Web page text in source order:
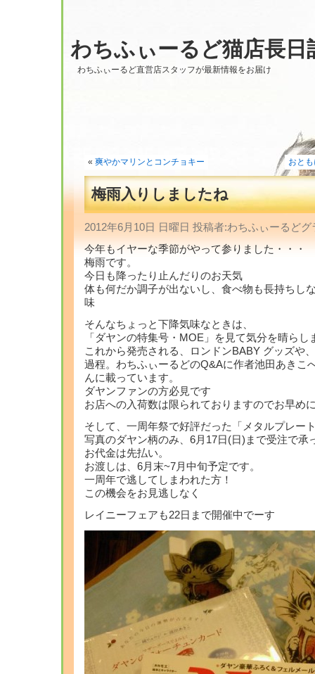
わちふぃーるど猫店長日
わちふぃーるど直営店スタッフが最新情報をお届け
« 爽やかマリンとコンチョキー おと
梅雨入りしましたね
2012年6月10日 日曜日 投稿者:わちふぃーるど
今年もイヤーな季節がやって参りました・・・
梅雨です。
今日も降ったり止んだりのお天気
体も何だか調子が出ないし、食べ物も長持ちし
味
そんなちょっと下降気味なときは、
「ダヤンの特集号・MOE」を見て気分を晴らし
これから発売される、ロンドンBABY グッズや
過程。わちふぃーるどのQ&Aに作者池田あきこ
んに載っています。
ダヤンファンの方必見です
お店への入荷数は限られておりますのでお早め
そして、一周年祭で好評だった「メタルプレー
写真のダヤン柄のみ、6月17日(日)まで受注で承
お代金は先払い。
お渡しは、6月末~7月中旬予定です。
一周年で逃してしまわれた方！
この機会をお見逃しなく
レイニーフェアも22日まで開催中でーす